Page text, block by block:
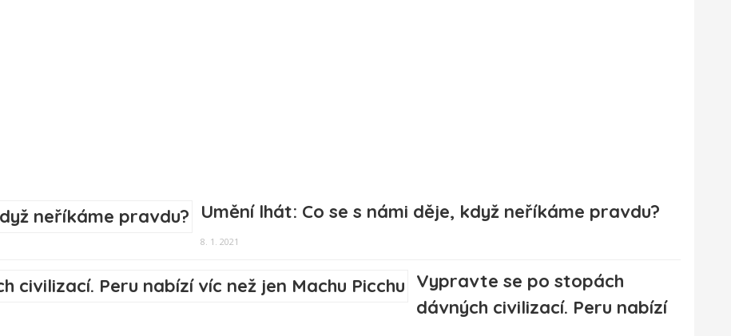
Umění lhát: Co se s námi děje, když neříkáme pravdu?
8. 1. 2021
Vypravte se po stopách
dávných civilizací. Peru nabízí